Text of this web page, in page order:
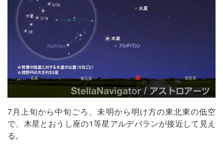
7月上旬から中旬ごろ、未明から明け方の東北東の低空
で、木星とおうし座の1等星アルデバランが接近して見え
る。